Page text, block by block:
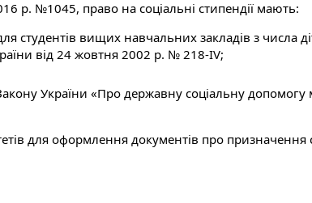
р. №1045, право на соціальні стипендії мають:
студентів вищих навчальних закладів з числа
від 24 жовтня 2002 р. № 218-IV;
України «Про державну соціальну
для оформлення документів про призначення